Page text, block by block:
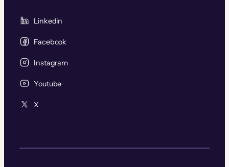
Linkedin
Facebook
Instagram
Youtube
X